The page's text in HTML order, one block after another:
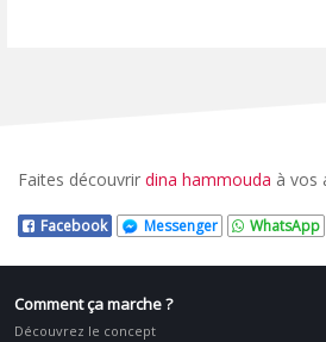
Faites découvrir dina hammouda à vos
Facebook Messenger WhatsApp
Comment ça marche ?
Découvrez le concept